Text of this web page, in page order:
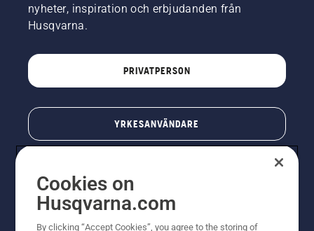
nyheter, inspiration och erbjudanden från
Husqvarna.
PRIVATPERSON
YRKESANVÄNDARE
Cookies on
Husqvarna.com
By clicking “Accept Cookies”, you agree to the storing of